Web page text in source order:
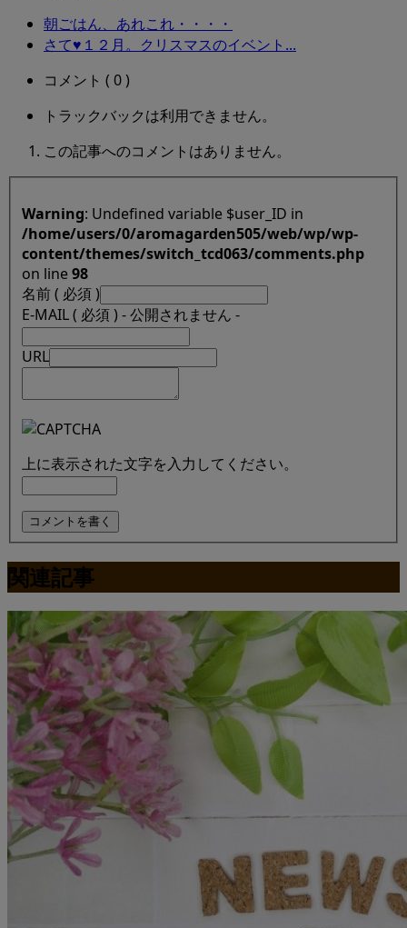
朝ごはん、あれこれ・・・・
さて♥１２月。クリスマスのイベント...
コメント ( 0 )
トラックバックは利用できません。
この記事へのコメントはありません。
Warning : Undefined variable $user_ID in
/home/users/0/aromagarden505/web/wp/wp-
content/themes/switch_tcd063/comments.php
on line98
名前 ( 必須 )
E-MAIL ( 必須 ) - 公開されません -
URL
上に表示された文字を入力してください。
関連記事